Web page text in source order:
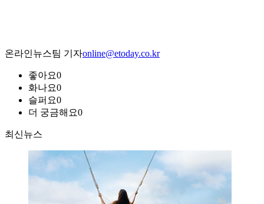
온라인뉴스팀 기자online@etoday.co.kr
좋아요0
화나요0
슬퍼요0
더 궁금해요0
최신뉴스